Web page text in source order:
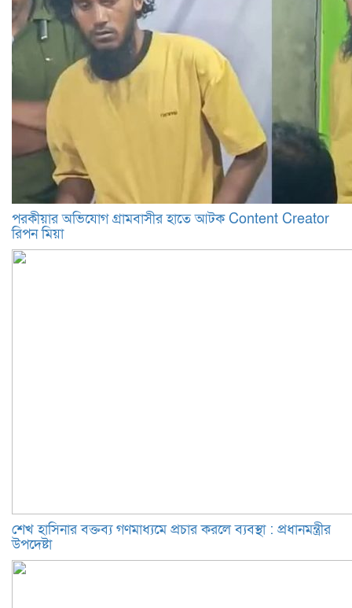
পরকীয়ার অভিযোগ গ্রামবাসীর হাতে আটক Content Creator
রিপন মিয়া
শেখ হাসিনার বক্তব্য গণমাধ্যমে প্রচার করলে ব্যবস্থা : প্রধানমন্ত্রীর
উপদেষ্টা